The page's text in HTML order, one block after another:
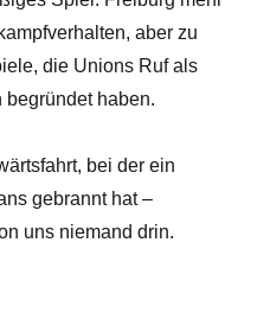
aber zu
die Unions Ruf als
begründet haben.
bei der ein
gebrannt hat –
uns niemand drin.